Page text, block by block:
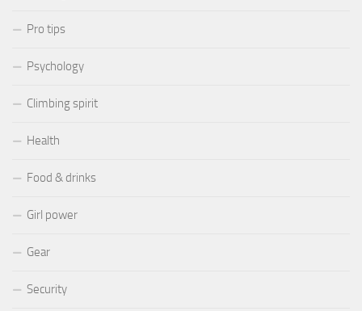
Pro tips
Psychology
Climbing spirit
Health
Food & drinks
Girl power
Gear
Security